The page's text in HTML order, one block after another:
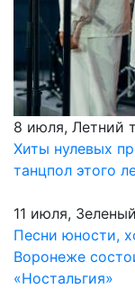
8 июля, Летний
Хиты нулевых
танцпол этого
11 июля,
Песни юности,
Воронеже
«Ностальгия»